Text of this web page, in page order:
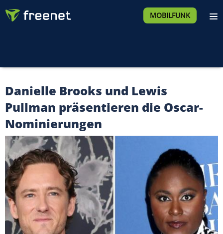
MOBILFUNK
Danielle Brooks und Lewis
Pullman präsentieren die Oscar-
Nominierungen